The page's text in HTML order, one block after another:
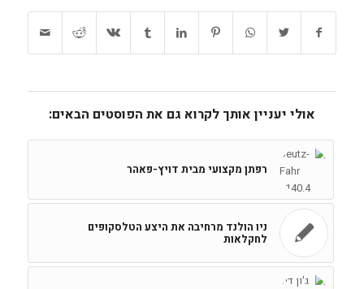
אולי יעניין אותך לקרוא גם את הפוסטים הבאים:
רפתן מקצועי מבית דויץ-פאהר
ניו הולנד מרחיבה את היצע הטלסקופים
לחקלאות